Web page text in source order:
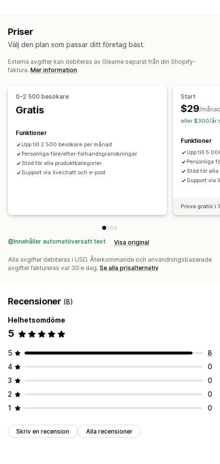
Texturer Teman Filuppladdning
Anpassat varumärke
Priser
Välj den plan som passar ditt företag bäst.
Externa avgifter kan debiteras av Gleame separat från din Shopify-
faktura. Mer information
0–2 500 besökare
Gratis
Funktioner
Upp till 2 500 besökare per månad
Personliga före/efter-förhandsgranskningar
Stöd för alla produktkategorier
Support via livechatt och e-post
Start
$29/
eller $300/år
Funktioner
Upp till 5
Personliga
Stöd för
Support via
Prova gratis i
Innehåller automatöversatt text Visa original
Alla avgifter debiteras i USD. Återkommande och användningsbaserade
avgifter faktureras var 30:e dag. Se alla prisalternativ
Recensioner (8)
Helhetsomdöme
5
5
8
4
0
3
0
2
0
1
0
Skriv en recension Alla recensioner